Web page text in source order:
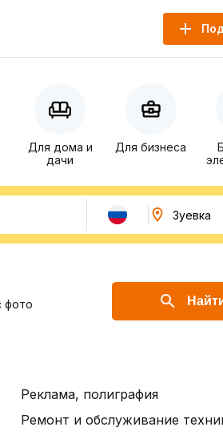
Для дома и
дачи
Для бизнеса
фото
Реклама, полиграфия
Ремонт и обслуживание